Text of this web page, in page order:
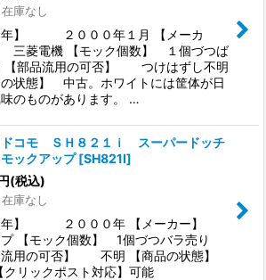
庫なし
年】 ２０００年１月 【メーカ
菱電機 【モック個数】 １個づつば
【部品流用の可否】 つけはずし不明
の状態】 中古。ホワイトには筐体が日
のものがあります。 …
ドコモ ＳＨ８２１ｉ スーパードッチ
ックアップ [SH821I]
(税込)
庫なし
年】 ２０００年 【メーカー】
【モック個数】 1個づつバラ売り
流用の可否】 不明 【商品の状態】
クリックポスト対応】可能